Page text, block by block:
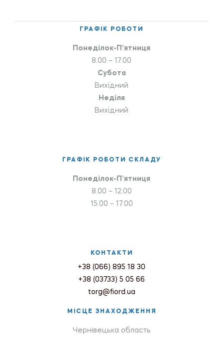
ГРАФІК РОБОТИ
Понеділок-П’ятниця
8.00 – 17.00
Субота
Вихідний
Неділя
Вихідний
ГРАФІК РОБОТИ СКЛАДУ
Понеділок-П’ятниця
8.00 – 12.00
15.00 – 17.00
КОНТАКТИ
+38 (066) 895 18 30
+38 (03733) 5 05 66
torg@fiord.ua
МІСЦЕ ЗНАХОДЖЕННЯ
Чернівецька область